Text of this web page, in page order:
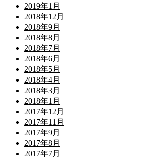
2019年1月
2018年12月
2018年9月
2018年8月
2018年7月
2018年6月
2018年5月
2018年4月
2018年3月
2018年1月
2017年12月
2017年11月
2017年9月
2017年8月
2017年7月